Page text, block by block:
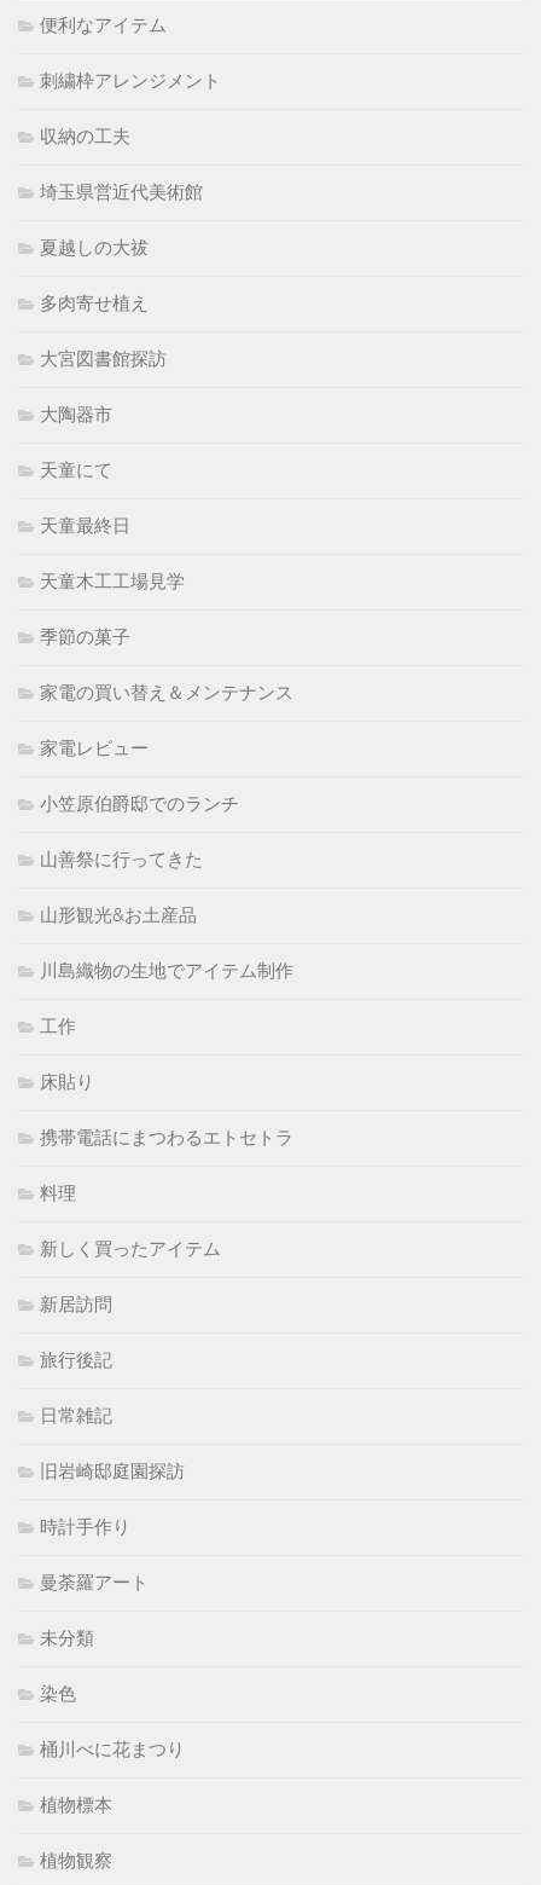
便利なアイテム
刺繍枠アレンジメント
収納の工夫
埼玉県営近代美術館
夏越しの大祓
多肉寄せ植え
大宮図書館探訪
大陶器市
天童にて
天童最終日
天童木工工場見学
季節の菓子
家電の買い替え＆メンテナンス
家電レビュー
小笠原伯爵邸でのランチ
山善祭に行ってきた
山形観光&お土産品
川島織物の生地でアイテム制作
工作
床貼り
携帯電話にまつわるエトセトラ
料理
新しく買ったアイテム
新居訪問
旅行後記
日常雑記
旧岩崎邸庭園探訪
時計手作り
曼荼羅アート
未分類
染色
桶川べに花まつり
植物標本
植物観察